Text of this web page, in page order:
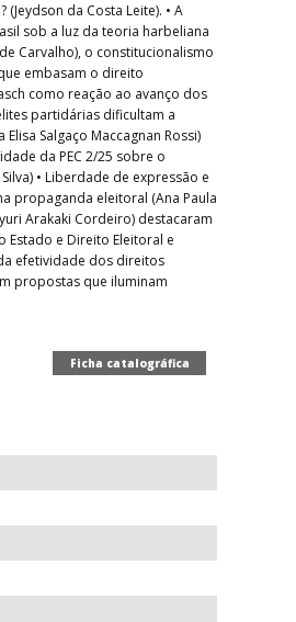
da Costa Leite). • A
sob a luz da teoria harbeliana
Carvalho), o constitucionalismo
embasam o direito
como reação ao avanço dos
partidárias dificultam a
Salgaço Maccagnan Rossi)
da PEC 2/25 sobre o
• Liberdade de expressão e
propaganda eleitoral (Ana Paula
Arakaki Cordeiro) destacaram
e Direito Eleitoral e
efetividade dos direitos
propostas que iluminam
Ficha catalográfica